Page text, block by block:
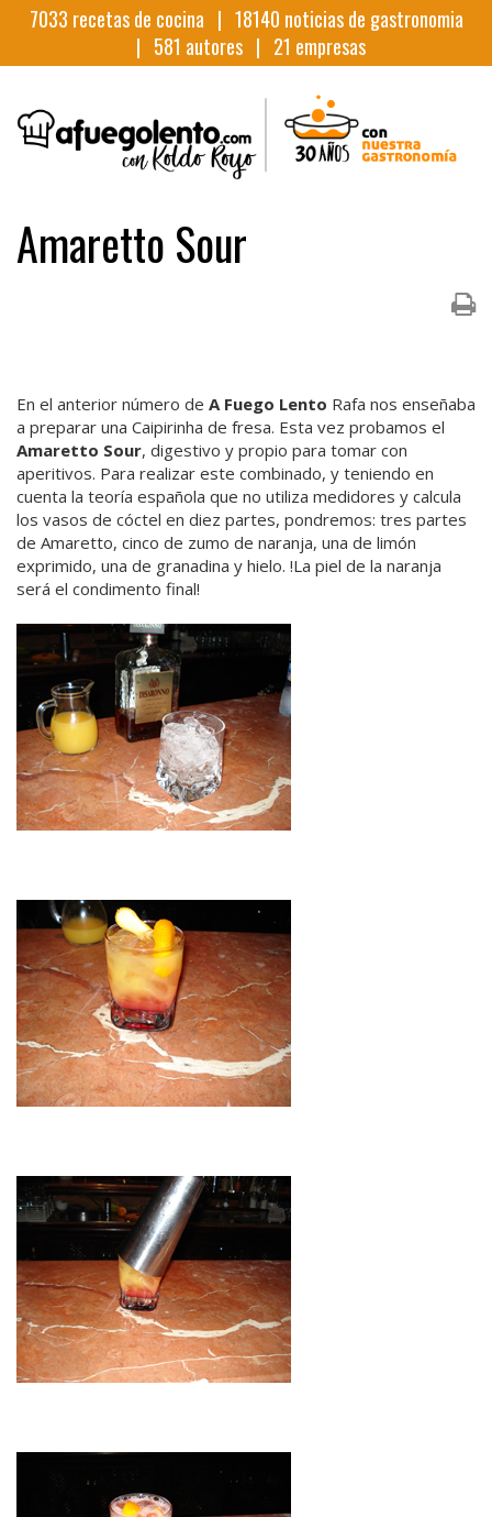
7033 recetas de cocina | 18140 noticias de gastronomia
| 581 autores | 21 empresas
Amaretto Sour
En el anterior número de A Fuego Lento Rafa nos enseñaba
a preparar una Caipirinha de fresa. Esta vez probamos el
Amaretto Sour, digestivo y propio para tomar con
aperitivos. Para realizar este combinado, y teniendo en
cuenta la teoría española que no utiliza medidores y calcula
los vasos de cóctel en diez partes, pondremos: tres partes
de Amaretto, cinco de zumo de naranja, una de limón
exprimido, una de granadina y hielo. !La piel de la naranja
será el condimento final!